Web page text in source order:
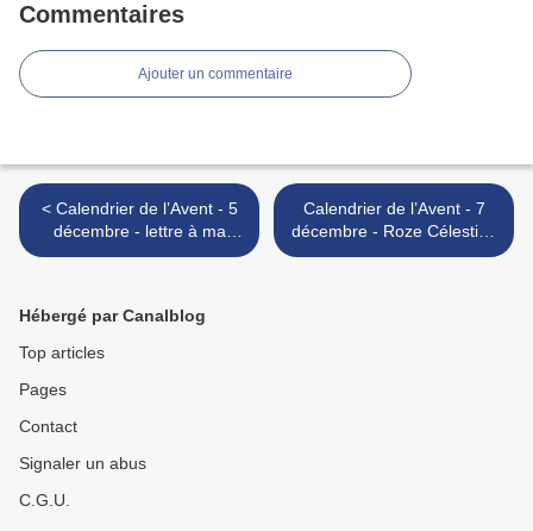
Commentaires
Ajouter un commentaire
< Calendrier de l’Avent - 5
décembre - lettre à ma
Jeanne
Calendrier de l’Avent - 7
décembre - Roze Célestine
Le Sène >
Hébergé par Canalblog
Top articles
Pages
Contact
Signaler un abus
C.G.U.